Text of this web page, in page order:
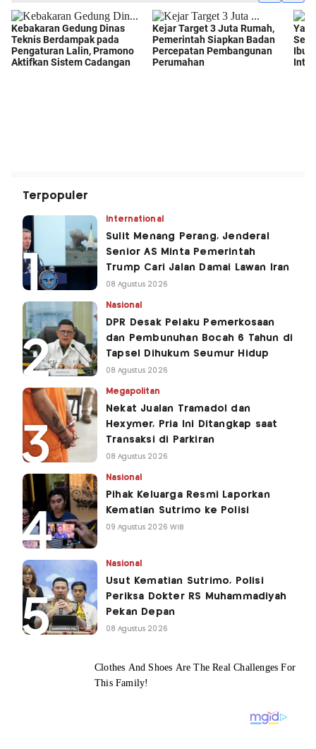
Terpopuler
International
Sulit Menang Perang, Jenderal
Senior AS Minta Pemerintah
Trump Cari Jalan Damai Lawan Iran
08 Agustus 2026
Nasional
DPR Desak Pelaku Pemerkosaan
dan Pembunuhan Bocah 6 Tahun di
Tapsel Dihukum Seumur Hidup
08 Agustus 2026
Megapolitan
Nekat Jualan Tramadol dan
Hexymer, Pria Ini Ditangkap saat
Transaksi di Parkiran
08 Agustus 2026
Nasional
Pihak Keluarga Resmi Laporkan
Kematian Sutrimo ke Polisi
09 Agustus 2026 WIB
Nasional
Usut Kematian Sutrimo, Polisi
Periksa Dokter RS Muhammadiyah
Pekan Depan
08 Agustus 2026